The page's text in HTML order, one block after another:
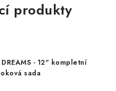
produkty
- 12" kompletní
sada